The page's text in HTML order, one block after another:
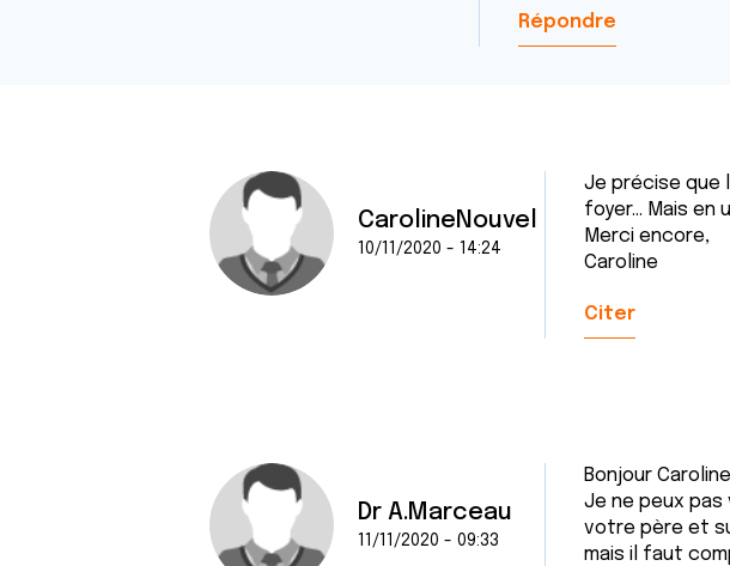
Répondre
CarolineNouvel
10/11/2020 - 14:24
Je précise que
foyer... Mais en
Merci encore,
Caroline
Citer
Dr A.Marceau
11/11/2020 - 09:33
Bonjour
Je ne peux
votre père et
mais il faut